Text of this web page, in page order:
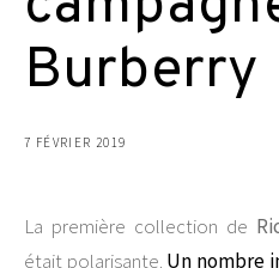
Burberry
7 FÉVRIER 2019
La première collection de
était polarisante. Un nombre